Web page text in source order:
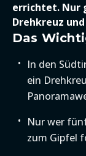
errichtet. Nur
Drehkreuz
Das
In den
ein
Nur wer
zum Gipfel